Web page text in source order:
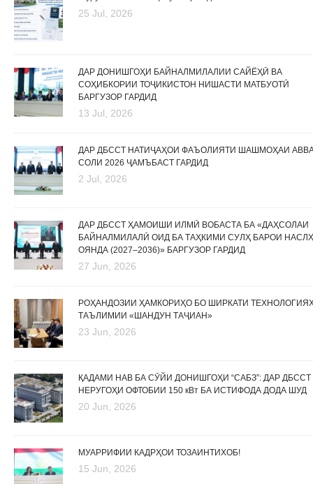
25 Jul, 2026
ДАР ДОНИШГОҲИ БАЙНАЛМИЛАЛИИ САЙЁҲӢ ВА
СОҲИБКОРИИ ТОҶИКИСТОН НИШАСТИ МАТБУОТӢ
БАРГУЗОР ГАРДИД
13 Jul, 2026
ДАР ДБССТ НАТИҶАҲОИ ФАЪОЛИЯТИ ШАШМОҲАИ
СОЛИ 2026 ҶАМЪБАСТ ГАРДИД
2 Jul, 2026
ДАР ДБССТ ҲАМОИШИ ИЛМӢ ВОБАСТА БА «ДАҲСОЛАИ
БАЙНАЛМИЛАЛӢ ОИД БА ТАҲКИМИ СУЛҲ БАРОИ
ОЯНДА (2027–2036)» БАРГУЗОР ГАРДИД
27 Jun, 2026
РОҲАНДОЗИИ ҲАМКОРИҲО БО ШИРКАТИ
ТАЪЛИМИИ «ШАНДУН ТАҶИАН»
23 Jun, 2026
ҚАДАМИ НАВ БА СӮЙИ ДОНИШГОҲИ “САБЗ”: ДАР ДБССТ
НЕРУГОҲИ ОФТОБИИ 150 кВт БА ИСТИФОДА ДОДА ШУД
20 Jun, 2026
МУАРРИФИИ КАДРҲОИ ТОЗАИНТИХОБ!
15 Jun, 2026